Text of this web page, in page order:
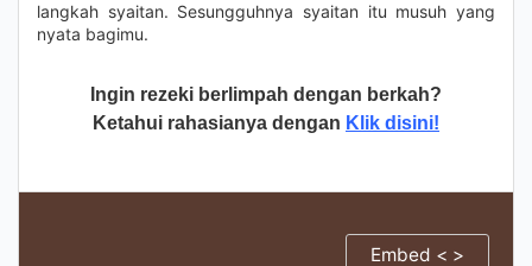
langkah syaitan. Sesungguhnya syaitan itu musuh yang
nyata bagimu.
Ingin rezeki berlimpah dengan berkah?
Ketahui rahasianya dengan Klik disini!
Embed < >